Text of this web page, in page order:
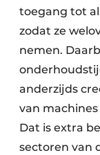
toegang tot
zodat ze
nemen.
anderzijds
van
Dat is extra
sectoren van